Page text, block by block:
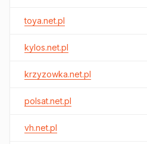
toya.net.pl
kylos.net.pl
krzyzowka.net.pl
polsat.net.pl
vh.net.pl